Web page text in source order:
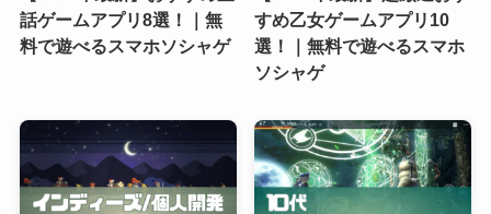
話ゲームアプリ8選！｜無
料で遊べるスマホソシャゲ
すめ乙女ゲームアプリ10
選！｜無料で遊べるスマホ
ソシャゲ